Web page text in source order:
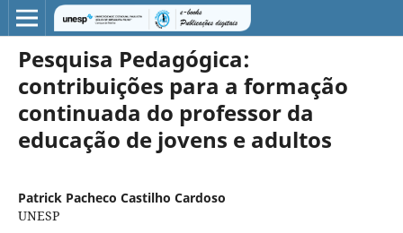
Pesquisa Pedagógica:
contribuições para a formação
continuada do professor da
educação de jovens e adultos
Patrick Pacheco Castilho Cardoso
UNESP